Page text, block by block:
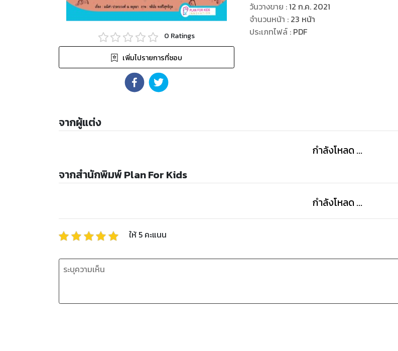
0 Ratings
เพิ่มไปรายการที่ชอบ
วันวางขาย :12 ก.ค. 2021
จำนวนหน้า : 23 หน้า
ประเภทไฟล์: PDF
จากผู้แต่ง
กำลังโหลด ...
จากสำนักพิมพ์ Plan For Kids
กำลังโหลด ...
ให้ 5 คะแนน